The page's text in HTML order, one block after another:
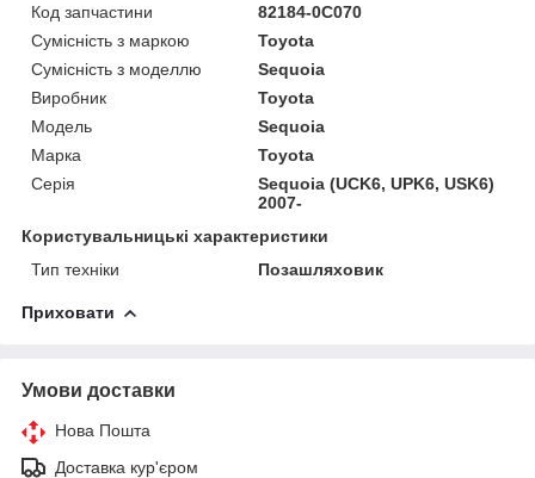
Код запчастини
82184-0C070
Сумісність з маркою
Toyota
Сумісність з моделлю
Sequoia
Виробник
Toyota
Модель
Sequoia
Марка
Toyota
Серія
Sequoia (UCK6, UPK6, USK6)
2007-
Користувальницькі характеристики
Тип техніки
Позашляховик
Приховати
Умови доставки
Нова Пошта
Доставка кур'єром